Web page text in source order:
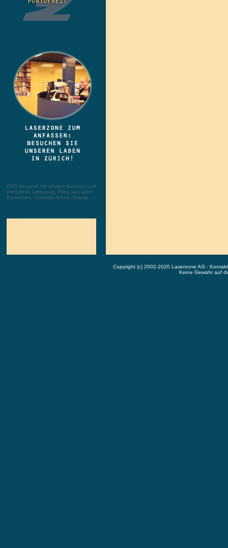
DVD Versand mit riesiger Auswahl und
portofreier Lieferung. Filme aus allen
Bereichen: Comedy, Action, Drama, ...
Copyright (c) 2002-2020 Laserzone AG -
Keine Gewähr auf